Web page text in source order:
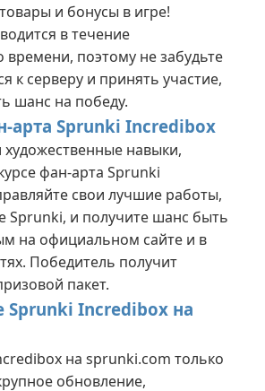
и бонусы в игре!
в течение
времени, поэтому не забудьте
к серверу и принять участие,
шанс на победу.
арта Sprunki Incredibox
навыки,
фан-арта Sprunki
свои лучшие работы,
Sprunki, и получите шанс быть
на официальном сайте и в
Победитель получит
пакет.
Sprunki Incredibox на
на sprunki.com только
обновление,